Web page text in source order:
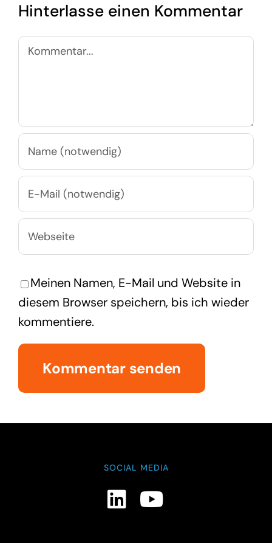
Hinterlasse einen Kommentar
Kommentar
Meinen Namen, E-Mail und Website in
diesem Browser speichern, bis ich wieder
kommentiere.
SOCIAL MEDIA